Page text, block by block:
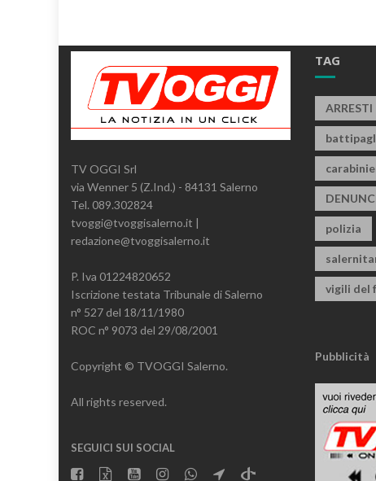
TV OGGI Srl
via Wenner 5 (Z.Ind.) - 84131 Salerno
Tel. 089.302824
tvoggi@tvoggisalerno.it |
redazione@tvoggisalerno.it
P. Iva 01224820652
Iscrizione testata Tribunale di Salerno
n° 527 del 18/11/1980
ROC n° 9073 del 29/08/2001
Copyright © TVOGGI Salerno.
All rights reserved.
SEGUICI SUI SOCIAL
TAG
ARRESTI
polizia
vigili del
Pubblicità